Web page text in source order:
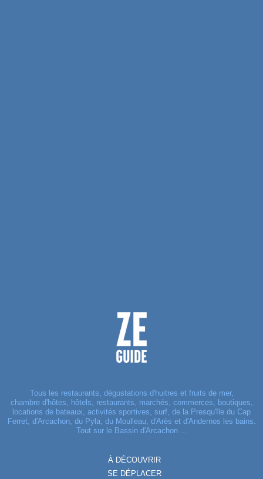
Tous les restaurants, dégustations d'huitres et fruits de mer,
chambre d'hôtes, hôtels, restaurants, marchés, commerces, boutiques,
locations de bateaux, activités sportives, surf, de la Presqu'île du Cap
Ferret, d'Arcachon, du Pyla, du Moulleau, d'Arès et d'Andernos les bains.
Tout sur le Bassin d'Arcachon ...
À DÉCOUVRIR
SE DÉPLACER